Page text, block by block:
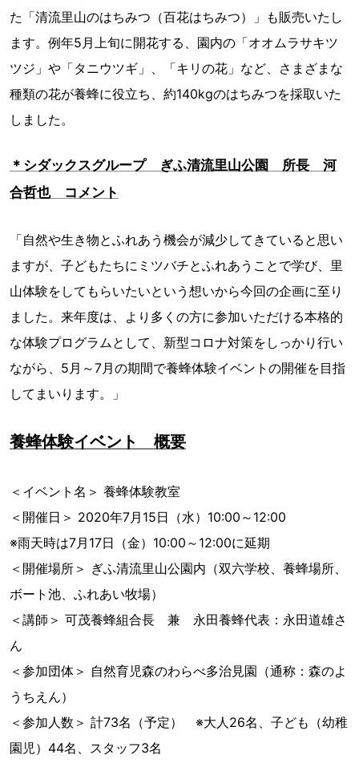
た「清流里山のはちみつ（百花はちみつ）」も販売いたし
ます。例年5月上旬に開花する、園内の「オオムラサキツ
ツジ」や「タニウツギ」、「キリの花」など、さまざまな
種類の花が養蜂に役立ち、約140kgのはちみつを採取いた
しました。
＊シダックスグループ ぎふ清流里山公園 所長 河
合哲也 コメント
「自然や生き物とふれあう機会が減少してきていると思い
ますが、子どもたちにミツバチとふれあうことで学び、里
山体験をしてもらいたいという想いから今回の企画に至り
ました。来年度は、より多くの方に参加いただける本格的
な体験プログラムとして、新型コロナ対策をしっかり行い
ながら、5月～7月の期間で養蜂体験イベントの開催を目指
してまいります。」
養蜂体験イベント 概要
＜イベント名＞ 養蜂体験教室
＜開催日＞ 2020年7月15日（水）10:00～12:00
※雨天時は7月17日（金）10:00～12:00に延期
＜開催場所＞ ぎふ清流里山公園内（双六学校、養蜂場所、
ボート池、ふれあい牧場）
＜講師＞ 可茂養蜂組合長 兼 永田養蜂代表：永田道雄さ
ん
＜参加団体＞ 自然育児森のわらべ多治見園（通称：森のよ
うちえん）
＜参加人数＞ 計73名（予定） ※大人26名、子ども（幼稚
園児）44名、スタッフ3名